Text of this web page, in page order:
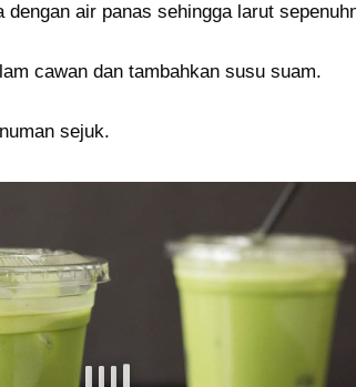
air panas sehingga larut
cawan dan tambahkan susu suam.
sejuk.